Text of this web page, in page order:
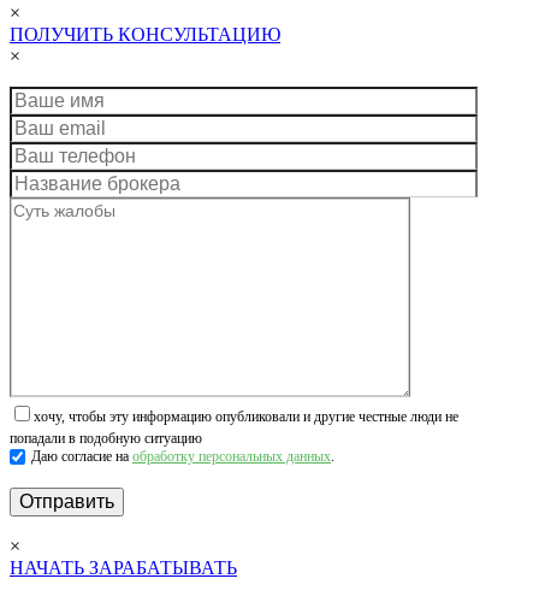
×
ПОЛУЧИТЬ КОНСУЛЬТАЦИЮ
×
хочу, чтобы эту информацию опубликовали и другие честные люди не
попадали в подобную ситуацию
Даю согласие на обработку персональных данных.
×
НАЧАТЬ ЗАРАБАТЫВАТЬ